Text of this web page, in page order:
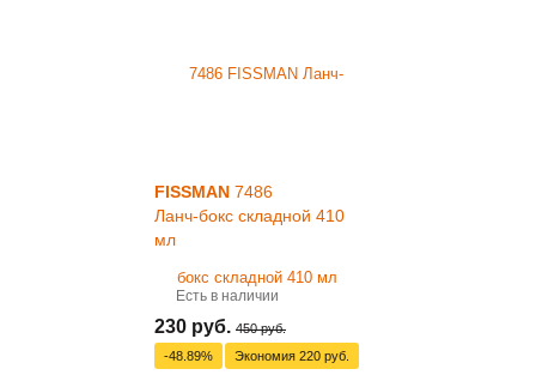
FISSMAN 7486
Ланч-бокс складной 410
мл
Есть в наличии
230 руб. 450 руб.
-48.89%
Экономия 220 руб.